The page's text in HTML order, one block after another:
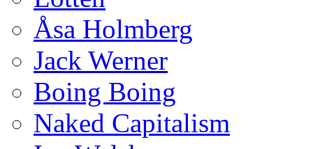
Åsa Holmberg
Jack Werner
Boing Boing
Naked Capitalism